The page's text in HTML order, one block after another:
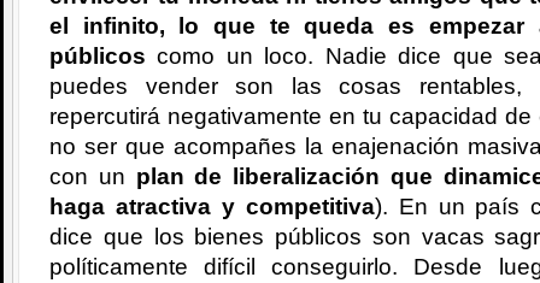
el infinito, lo que te queda es empezar
públicos como un loco. Nadie dice que
puedes vender son las cosas
repercutirá negativamente en tu capacidad
no ser que acompañes la enajenación
con un plan de liberalización que
haga atractiva y competitiva). En un país
dice que los bienes públicos son vacas
políticamente difícil conseguirlo. Desde